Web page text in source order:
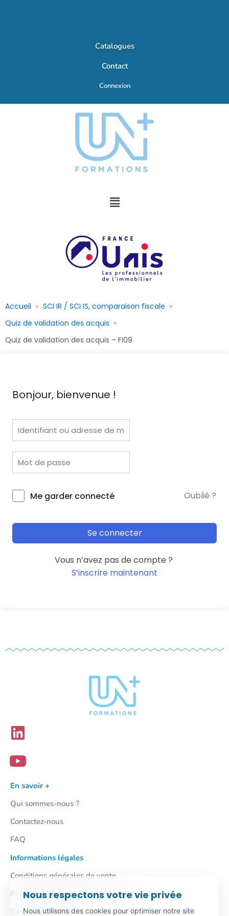
Catalogues
Contact
Connexion
Accueil
SCI IR / SCI IS, comparaison fiscale
Quiz de validation des acquis
Quiz de validation des acquis – FI09
Bonjour, bienvenue !
Me garder connecté Oublié ?
Se connecter
Vous n’avez pas de compte ?
S’inscrire maintenant
En savoir +
Qui sommes-nous ?
Contactez-nous
FAQ
Informations légales
Conditions générales de vente
Protection des données personnelles
Gestion des cookies
Nous respectons votre vie privée
Nous utilisons des cookies pour optimiser notre site